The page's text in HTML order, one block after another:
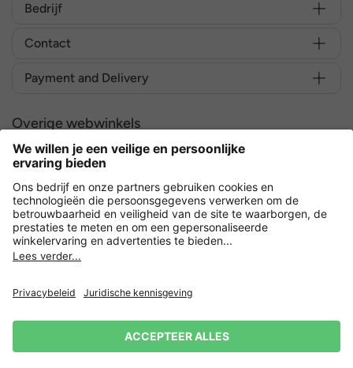
Bedrijf
Contact
Payment and Delivery
Overige webwinkels
Nederland
Versleuteling met
Verkoopvoorwaarden
Herroeping indienen
Impressum
Cookie-instellingen